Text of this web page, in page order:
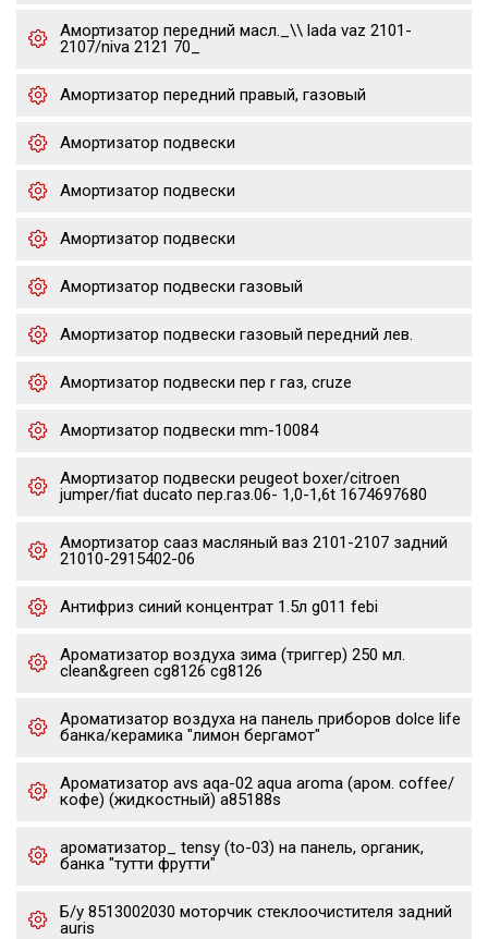
Амортизатор передний масл._\\ lada vaz 2101-
2107/niva 2121 70_
Амортизатор передний правый, газовый
Амортизатор подвески
Амортизатор подвески
Амортизатор подвески
Амортизатор подвески газовый
Амортизатор подвески газовый передний лев.
Амортизатор подвески пер r газ, cruze
Амортизатор подвески mm-10084
Амортизатор подвески peugeot boxer/citroen
jumper/fiat ducato пер.газ.06- 1,0-1,6t 1674697680
Амортизатор сааз масляный ваз 2101-2107 задний
21010-2915402-06
Антифриз синий концентрат 1.5л g011 febi
Ароматизатор воздуха зима (триггер) 250 мл.
clean&green cg8126 cg8126
Ароматизатор воздуха на панель приборов dolce life
банка/керамика "лимон бергамот"
Ароматизатор avs aqa-02 aqua aroma (аром. coffee/
кофе) (жидкостный) a85188s
ароматизатор_ tensy (to-03) на панель, органик,
банка "тутти фрутти"
Б/у 8513002030 моторчик стеклоочистителя задний
auris